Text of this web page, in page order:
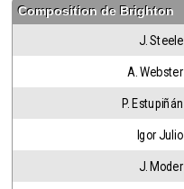
Composition de Brighton
J. Steele
A. Webster
P. Estupiñán
Igor Julio
J. Moder